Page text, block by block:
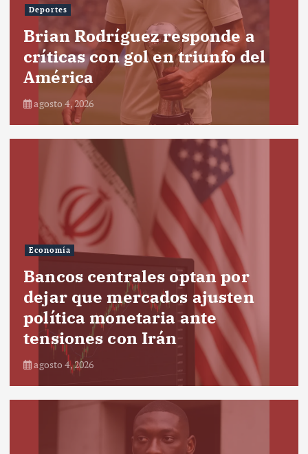
Deportes
Brian Rodríguez responde a
críticas con gol en triunfo del
América
agosto 4, 2026
Economía
Bancos centrales optan por
dejar que mercados ajusten
política monetaria ante
tensiones con Irán
agosto 4, 2026